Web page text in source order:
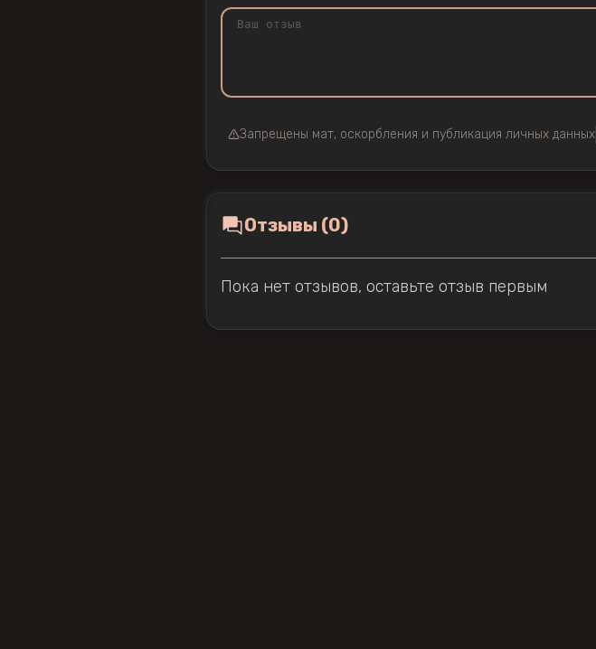
Запрещены мат, оскорбления и публикация личных данных
Отзывы (0)
Пока нет отзывов, оставьте отзыв первым